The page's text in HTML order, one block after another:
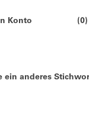
Konto
ein anderes